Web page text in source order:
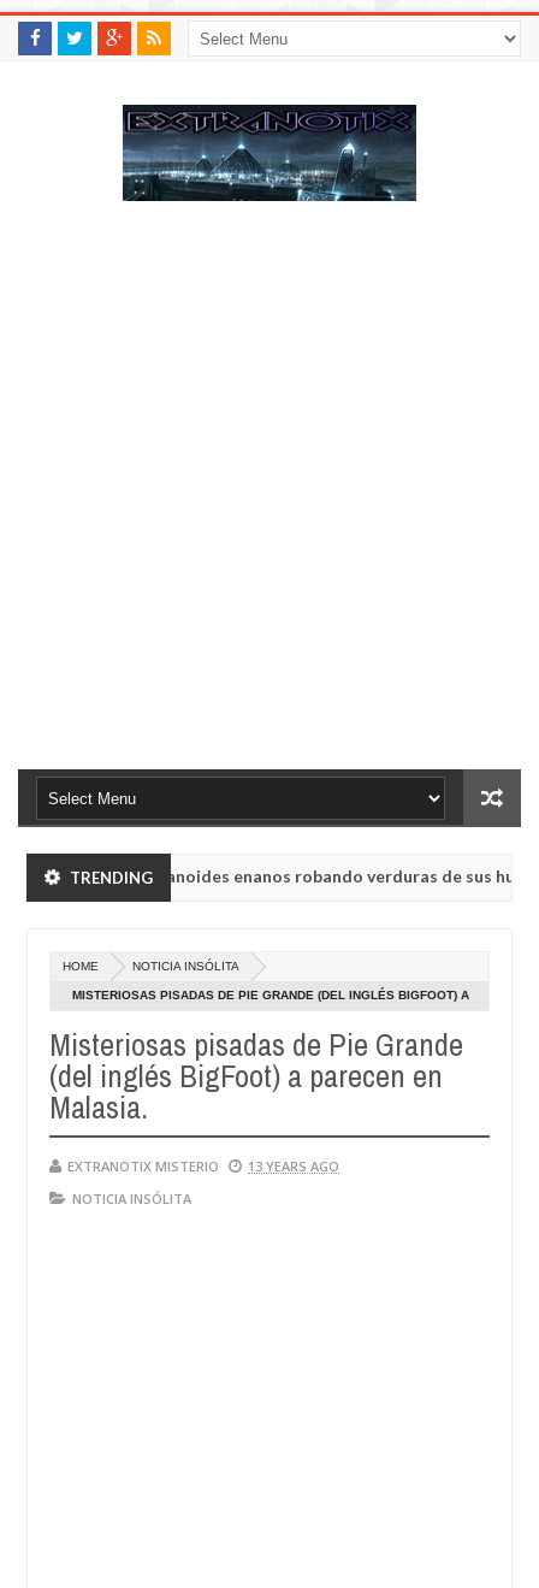
TRENDING
vieron a humanoides enanos robando verduras de sus huertos.
vieron a humanoides enanos robando verduras de sus huertos.
radio rusa UVB-76, conocida como la radio del fin del mundo
HOME NOTICIA INSÓLITA
MISTERIOSAS PISADAS DE PIE GRANDE (DEL INGLÉS BIGFOOT) A
Misteriosas pisadas de Pie Grande
(del inglés BigFoot) a parecen en
Malasia.
EXTRANOTIX MISTERIO
13 YEARS AGO
NOTICIA INSÓLITA